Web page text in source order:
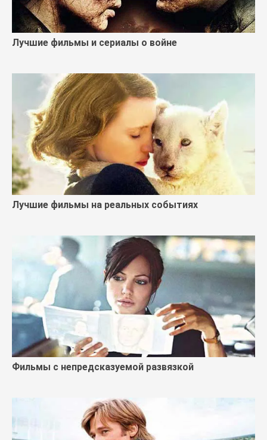
Лучшие фильмы и сериалы о войне
Лучшие фильмы на реальных событиях
Фильмы с непредсказуемой развязкой